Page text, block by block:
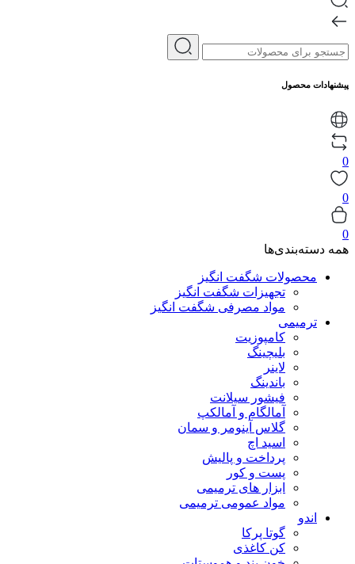
پیشنهادات محصول
0
0
0
همه دسته‌بندی‌ها
محصولات شگفت انگیز
تجهیزات شگفت انگیز
مواد مصرفی شگفت انگیز
ترمیمی
کامپوزیت
بلیچینگ
لاینر
باندینگ
فیشور سیلانت
آمالگام و آمالکپ
گلاس آینومر و سمان
اسید اچ
پرداخت و پالیش
پست و کور
ابزار های ترمیمی
مواد عمومی ترمیمی
اندو
گوتا پرکا
کن کاغذی